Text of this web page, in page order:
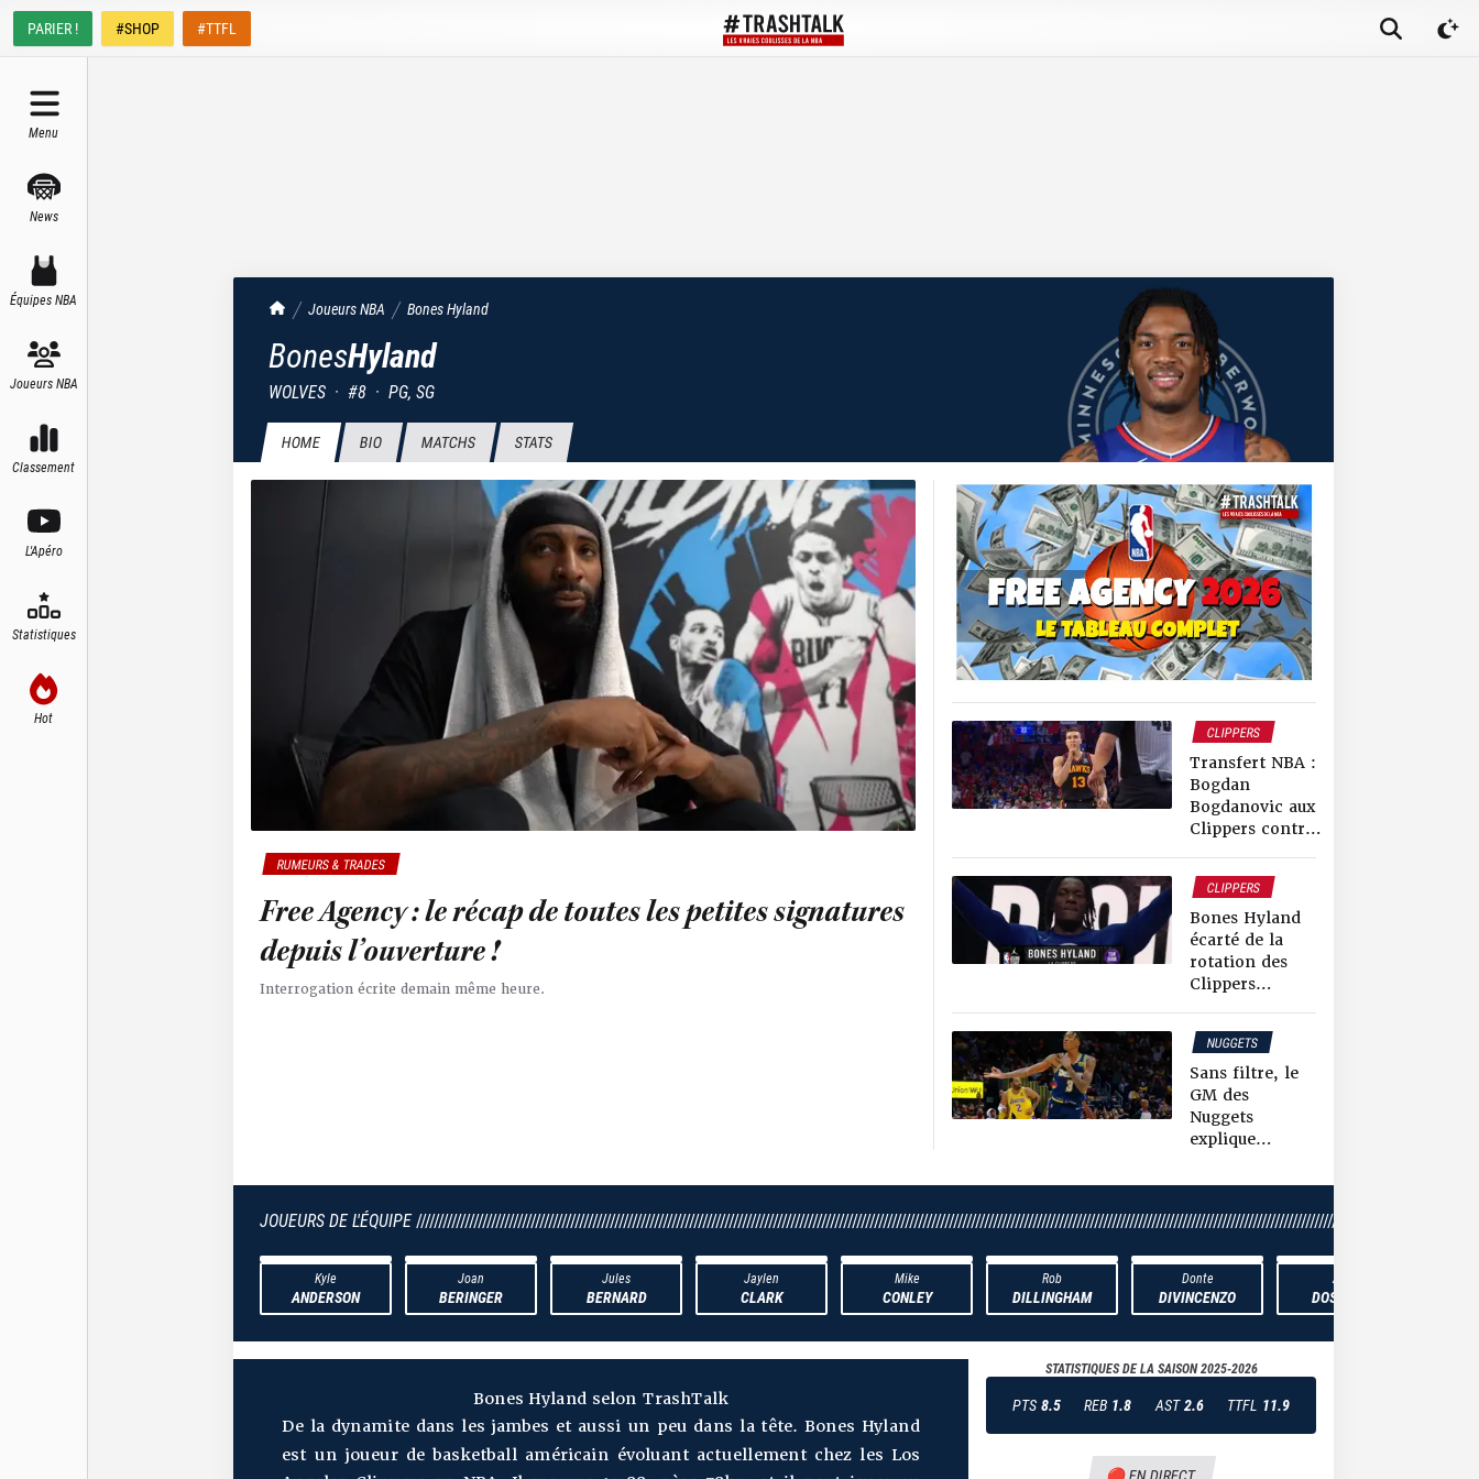
PARIER ! #SHOP #TTFL
Menu
News
Équipes NBA
Joueurs NBA
Classement
L'Apéro
Statistiques
Hot
TrashTalk Actu NBA
Joueurs NBA BonesHyland
BonesHyland
WOLVES · #8 · PG, SG
HOME BIO MATCHS STATS
RUMEURS & TRADES
Free Agency : le récap de toutes les petites signatures
depuis l’ouverture !
Interrogation écrite demain même heure.
CLIPPERS
HAWKS
RUMEURS & TRADES
Transfert NBA :
Bogdan
Bogdanovic aux
Clippers contre
Bones Hyland !
CLIPPERS
Bones Hyland
écarté de la
rotation des
Clippers…
NUGGETS
NEWS NBA
Sans filtre, le
GM des
Nuggets
explique
transféré
JOUEURS DE L'ÉQUIPE
Kyle
ANDERSON
Joan
BERINGER
Jules
BERNARD
Jaylen
CLARK
Mike
CONLEY
Rob
DILLINGHAM
Donte
DIVINCENZO
Ayo
DOSUNMU
Bones Hyland selon TrashTalk
De la dynamite dans les jambes et aussi un peu dans la tête. Bones Hyland
est un joueur de basketball américain évoluant actuellement chez les Los
STATISTIQUES DE LA SAISON2025-2026
PTS 8.5 REB 1.8 AST 2.6 TTFL 11.9